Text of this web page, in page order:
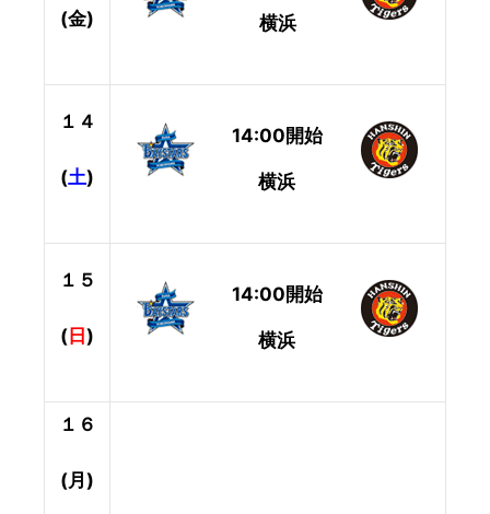
(金) 横浜
１４
(土)
14:00開始
横浜
１５
(日)
14:00開始
横浜
１６
(月)